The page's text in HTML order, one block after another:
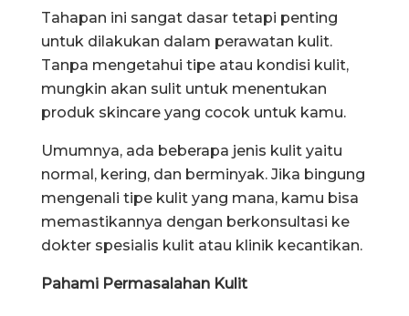
Tahapan ini sangat dasar tetapi penting
untuk dilakukan dalam perawatan kulit.
Tanpa mengetahui tipe atau kondisi kulit,
mungkin akan sulit untuk menentukan
produk skincare yang cocok untuk kamu.
Umumnya, ada beberapa jenis kulit yaitu
normal, kering, dan berminyak. Jika bingung
mengenali tipe kulit yang mana, kamu bisa
memastikannya dengan berkonsultasi ke
dokter spesialis kulit atau klinik kecantikan.
Pahami Permasalahan Kulit